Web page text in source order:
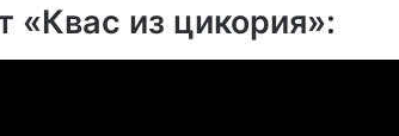
«Квас из цикория»: